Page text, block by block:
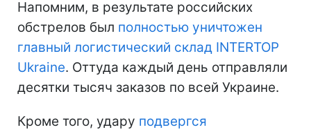
Напомним, в результате российских
обстрелов был полностью уничтожен
главный логистический склад INTERTOP
Ukraine. Оттуда каждый день отправляли
десятки тысяч заказов по всей Украине.
Кроме того, удару подвергся